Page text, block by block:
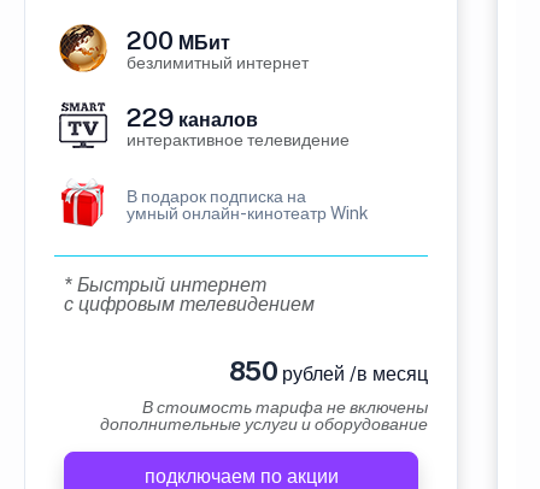
200 МБит
безлимитный интернет
229 каналов
интерактивное телевидение
В подарок подписка на
умный онлайн-кинотеатр Wink
* Быстрый интернет
с цифровым телевидением
850 рублей /в месяц
В стоимость тарифа не включены
дополнительные услуги и оборудование
подключаем по акции